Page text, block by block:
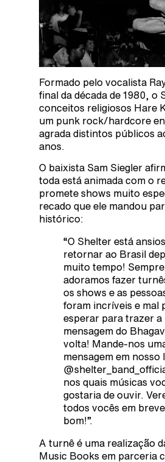
Formado pelo vocalista
final da década de 1980, o
conceitos religiosos Hare
um punk rock/hardcore
agrada distintos públicos
anos.
O baixista Sam Siegler
toda está animada com o
promete shows muito
recado que ele mandou
histórico:
“O Shelter está
retornar ao Brasil
muito tempo! Sempre
adoramos fazer
os shows e as
foram incríveis e mal
esperar para trazer a
mensagem do
volta! Mande-nos
mensagem em nosso
nos quais músicas
gostaria de ouvir.
todos vocês em
bom!”.
A turnê é uma realização
Music Books em parceria